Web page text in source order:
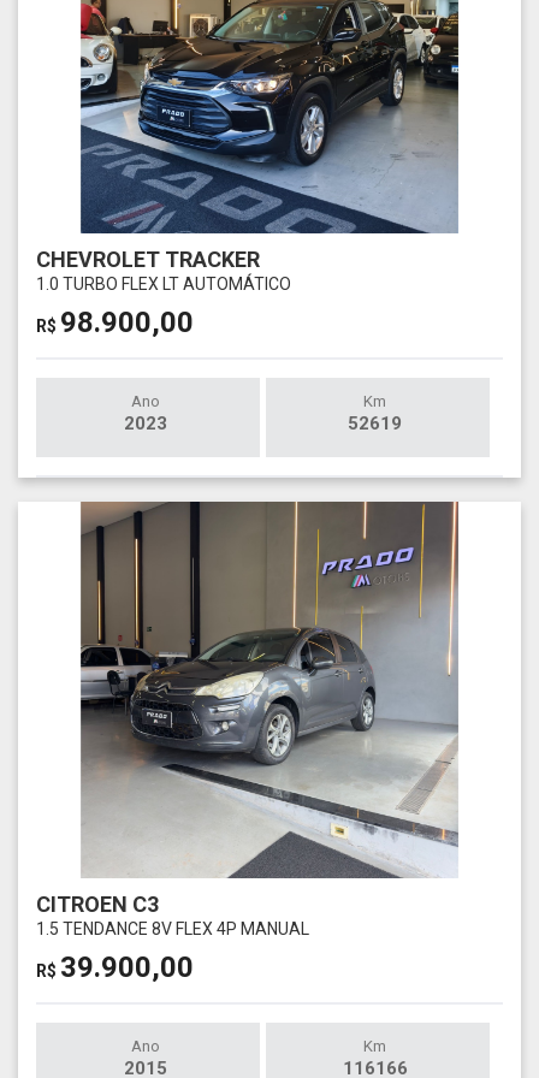
CHEVROLET TRACKER
1.0 TURBO FLEX LT AUTOMÁTICO
R$ 98.900,00
Ano
2023
Km
52619
CITROEN C3
1.5 TENDANCE 8V FLEX 4P MANUAL
R$ 39.900,00
Ano
2015
Km
116166